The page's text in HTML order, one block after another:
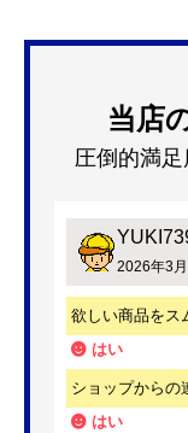
当店
圧倒的満足
2026年3
欲しい商品をス
はい
ショップからの
はい